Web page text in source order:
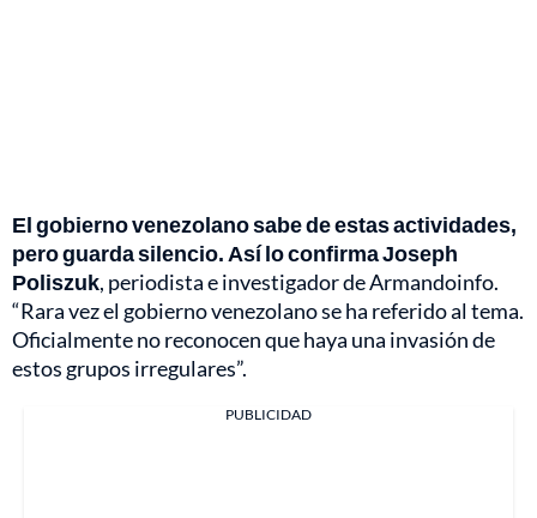
El gobierno venezolano sabe de estas actividades,
pero guarda silencio. Así lo confirma Joseph
Poliszuk, periodista e investigador de Armandoinfo.
“Rara vez el gobierno venezolano se ha referido al tema.
Oficialmente no reconocen que haya una invasión de
estos grupos irregulares”.
PUBLICIDAD